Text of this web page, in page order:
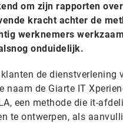
om zijn rapporten
kracht achter de
werknemers
onduidelijk.
de dienstverlening
naam de Giarte IT
een methode die it-
te ontwerpen, als